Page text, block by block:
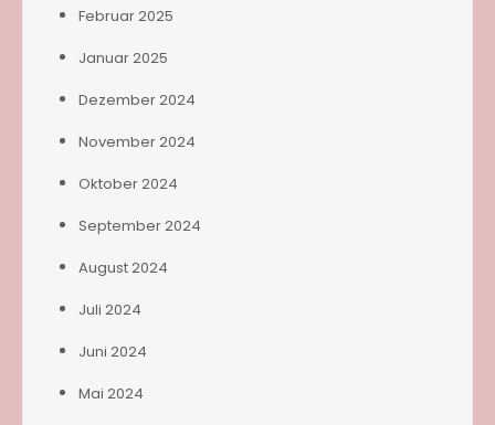
Februar 2025
Januar 2025
Dezember 2024
November 2024
Oktober 2024
September 2024
August 2024
Juli 2024
Juni 2024
Mai 2024